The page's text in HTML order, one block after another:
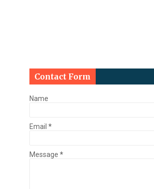
Contact Form
Name
Email *
Message *